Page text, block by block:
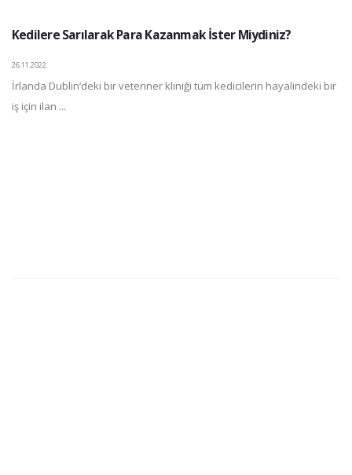
Kedilere Sarılarak Para Kazanmak İster Miydiniz?
26.11.2022
İrlanda Dublin’deki bir veteriner kliniği tüm kedicilerin hayalindeki bir
iş için ilan ...